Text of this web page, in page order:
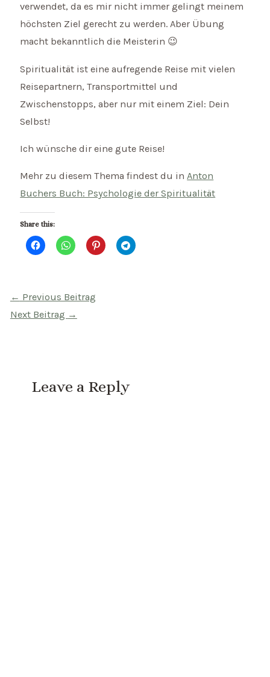
verwendet, da es mir nicht immer gelingt meinem
höchsten Ziel gerecht zu werden. Aber Übung
macht bekanntlich die Meisterin 😉
Spiritualität ist eine aufregende Reise mit vielen
Reisepartnern, Transportmittel und
Zwischenstopps, aber nur mit einem Ziel: Dein
Selbst!
Ich wünsche dir eine gute Reise!
Mehr zu diesem Thema findest du inAnton
Buchers Buch: Psychologie der Spiritualität
Share this:
Beitragsnavigation
← Previous Beitrag
Next Beitrag →
Leave a Reply